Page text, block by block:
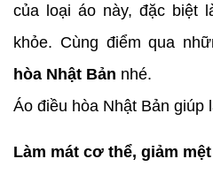
của loại áo này, đặc biệt
khỏe. Cùng điểm qua
hòa Nhật Bản nhé.
Áo điều hòa Nhật Bản giúp
Làm mát cơ thể, giảm